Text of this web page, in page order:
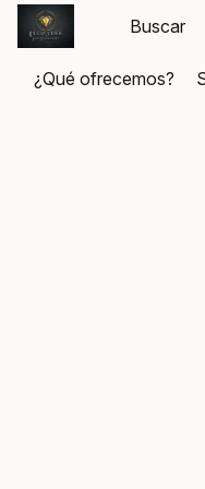
¿Qué ofrecemos?